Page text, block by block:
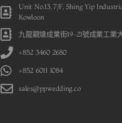
Unit No.13, 7/F, Shing Yip
Kowloon
九龍觀塘成業街19-21號成業工業
+852 3460 2680
+852 6011 1084
sales@ppwedding.co